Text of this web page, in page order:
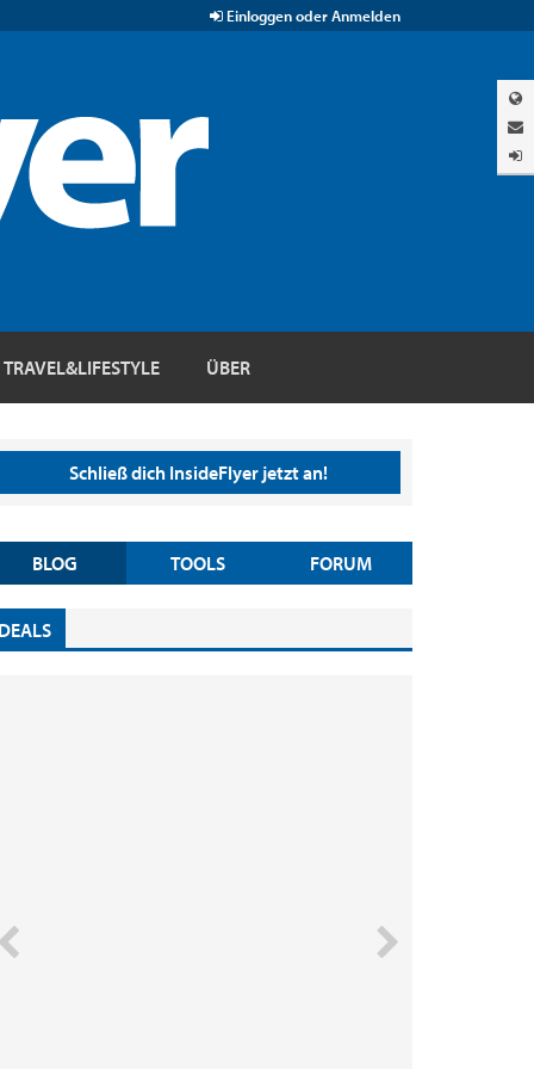
Einloggen oder Anmelden
TRAVEL&LIFESTYLE ÜBER
Schließ dich InsideFlyer jetzt an!
BLOG TOOLS FORUM
DEALS